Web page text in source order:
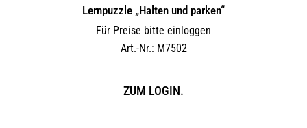
Lernpuzzle „Halten und parken“
Für Preise bitte einloggen
Art.-Nr.: M7502
ZUM LOGIN.